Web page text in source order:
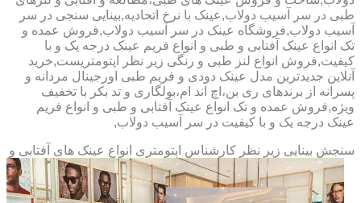
طبی در سر آسیب دولاب,عینک با نرخ اتحادیه,بینایی سنجی در سر
آسیب دولاب,فروشگاه عینک در سر آسیب دولاب,فروش عمده و
تک انواع عینک آفتابی و طبی و انواع فریم عینک درجه یک و با
کیفیت,فروش انواع لنز طبی و رنگی زیر نظر اپتومتریست,خرید
آنلاین جدیدترین مدل عینک دودی و فریم طبی اورجینال مردانه و
پسرانه از برندهای ری بن،اچ اند ام،بولگاری و تد بکر با تخفیف
ویژه,فروش عمده و تک انواع عینک آفتابی و طبی و انواع فریم
عینک درجه یک و با کیفیت در سر آسیب دولاب,
سنجش بینایی زیر نظر کارشناس اپتومتری انواع عینک های آفتابی و